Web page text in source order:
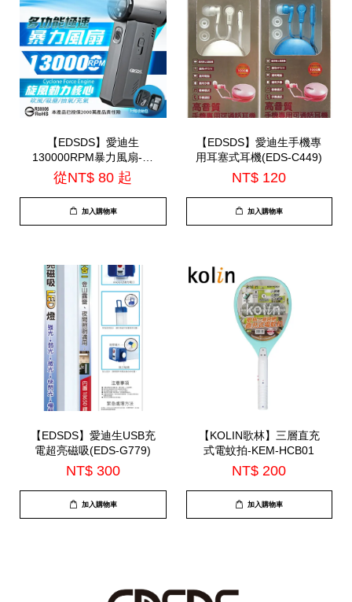
【EDSDS】愛迪生
130000RPM暴力風扇-附
贈收納包(EDS-
B262)=TS-B2016
從NT$ 80 起
加入購物車
【EDSDS】愛迪生手機專
用耳塞式耳機(EDS-C449)
NT$ 120
加入購物車
【EDSDS】愛迪生USB充
電超亮磁吸(EDS-G779)
NT$ 300
加入購物車
【KOLIN歌林】三層直充
式電蚊拍-KEM-HCB01
NT$ 200
加入購物車